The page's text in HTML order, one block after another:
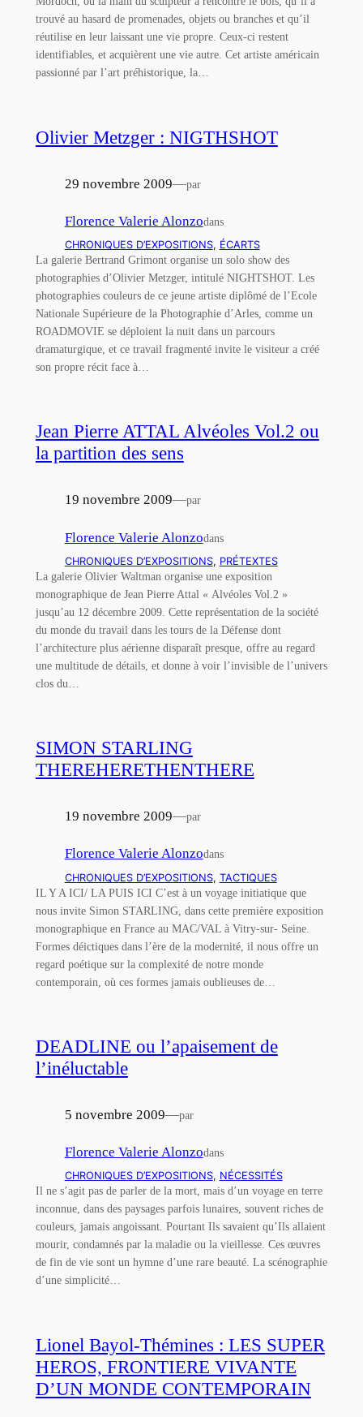
trouvé au hasard de promenades, objets ou branches et qu’il
réutilise en leur laissant une vie propre. Ceux-ci restent
identifiables, et acquièrent une vie autre. Cet artiste américain
passionné par l’art préhistorique, la…
Olivier Metzger : NIGTHSHOT
29 novembre 2009—par
Florence Valerie Alonzodans
CHRONIQUES D’EXPOSITIONS, ÉCARTS
La galerie Bertrand Grimont organise un solo show des
photographies d’Olivier Metzger, intitulé NIGHTSHOT. Les
photographies couleurs de ce jeune artiste diplômé de l’Ecole
Nationale Supérieure de la Photographie d’Arles, comme un
ROADMOVIE se déploient la nuit dans un parcours
dramaturgique, et ce travail fragmenté invite le visiteur a créé
son propre récit face à…
Jean Pierre ATTAL Alvéoles Vol.2 ou
la partition des sens
19 novembre 2009—par
Florence Valerie Alonzodans
CHRONIQUES D’EXPOSITIONS, PRÉTEXTES
La galerie Olivier Waltman organise une exposition
monographique de Jean Pierre Attal « Alvéoles Vol.2 »
jusqu’au 12 décembre 2009. Cette représentation de la société
du monde du travail dans les tours de la Défense dont
l’architecture plus aérienne disparaît presque, offre au regard
une multitude de détails, et donne à voir l’invisible de l’univers
clos du…
SIMON STARLING
THEREHERETHENTHERE
19 novembre 2009—par
Florence Valerie Alonzodans
CHRONIQUES D’EXPOSITIONS, TACTIQUES
IL Y A ICI/ LA PUIS ICI C’est à un voyage initiatique que
nous invite Simon STARLING, dans cette première exposition
monographique en France au MAC/VAL à Vitry-sur- Seine.
Formes déictiques dans l’ère de la modernité, il nous offre un
regard poétique sur la complexité de notre monde
contemporain, où ces formes jamais oublieuses de…
DEADLINE ou l’apaisement de
l’inéluctable
5 novembre 2009—par
Florence Valerie Alonzodans
CHRONIQUES D’EXPOSITIONS, NÉCESSITÉS
Il ne s’agit pas de parler de la mort, mais d’un voyage en terre
inconnue, dans des paysages parfois lunaires, souvent riches de
couleurs, jamais angoissant. Pourtant Ils savaient qu’Ils allaient
mourir, condamnés par la maladie ou la vieillesse. Ces œuvres
de fin de vie sont un hymne d’une rare beauté. La scénographie
d’une simplicité…
Lionel Bayol-Thémines : LES SUPER
HEROS, FRONTIERE VIVANTE
D’UN MONDE CONTEMPORAIN